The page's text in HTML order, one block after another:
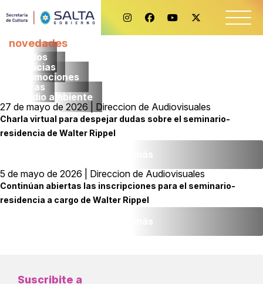
novedades
Todos
noticias
promociones
obras
medio ambiente
27 de mayo de 2026 | Direccion de Audiovisuales
Charla virtual para despejar dudas sobre el seminario-
residencia de Walter Rippel
5 de mayo de 2026 | Direccion de Audiovisuales
Continúan abiertas las inscripciones para el seminario-
residencia a cargo de Walter Rippel
Suscribite a